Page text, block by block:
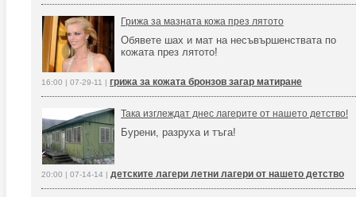
Грижа за мазната кожа през лятото
Обявете шах и мат на несъвършенствата по
кожата през лятото!
16:00 | 07-29-11 | грижа за кожата бронзов загар матиране
Така изглеждат днес лагерите от нашето детство!
Бурени, разруха и тъга!
20:00 | 07-14-14 | детските лагери летни лагери от нашето детство